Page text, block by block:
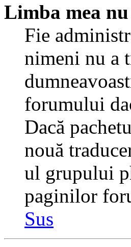
Limba mea
Fie
nimeni nu a
forumului
Dacă
nouă
ul grupului
paginilor
Sus